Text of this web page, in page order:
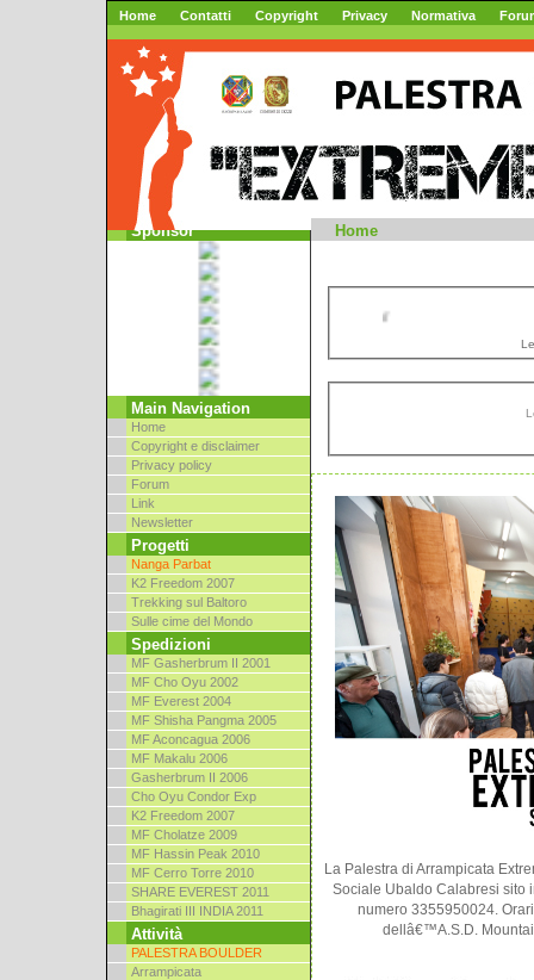
Home Contatti Copyright Privacy Normativa
Sponsor
Main Navigation
Home
Copyright e disclaimer
Privacy policy
Forum
Link
Newsletter
Progetti
Nanga Parbat
K2 Freedom 2007
Trekking sul Baltoro
Sulle cime del Mondo
Spedizioni
MF Gasherbrum II 2001
MF Cho Oyu 2002
MF Everest 2004
MF Shisha Pangma 2005
MF Aconcagua 2006
MF Makalu 2006
Gasherbrum II 2006
Cho Oyu Condor Exp
K2 Freedom 2007
MF Cholatze 2009
MF Hassin Peak 2010
MF Cerro Torre 2010
SHARE EVEREST 2011
Bhagirati III INDIA 2011
Attività
PALESTRA BOULDER
Arrampicata
Home
//
La Palestra di Arrampicata
Sociale Ubaldo Calabresi sito
numero 3355950024.
dellâ€™A.S.D.